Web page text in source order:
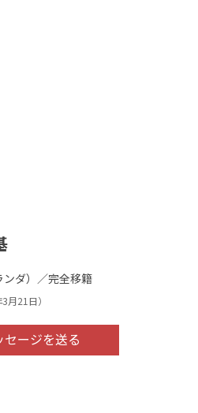
ダ）／完全移籍
月21日）
ージを送る